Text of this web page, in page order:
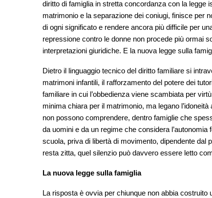
diritto di famiglia in stretta concordanza con la legge
matrimonio e la separazione dei coniugi, finisce per
di ogni significato e rendere ancora più difficile per
repressione contro le donne non procede più ormai
interpretazioni giuridiche. E la nuova legge sulla
Dietro il linguaggio tecnico del diritto familiare si
matrimoni infantili, il rafforzamento del potere dei
familiare in cui l’obbedienza viene scambiata per
minima chiara per il matrimonio, ma legano
non possono comprendere, dentro famiglie che
da uomini e da un regime che considera
scuola, priva di libertà di movimento, dipendente dal
resta zitta, quel silenzio può davvero essere letto
La nuova legge sulla famiglia
La risposta è ovvia per chiunque non abbia